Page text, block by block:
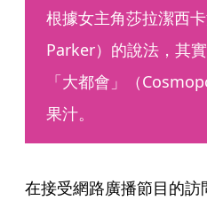
根據女主角莎拉潔西
Parker）的說法，其
「大都會」（
果汁。
在接受網路廣播節目的